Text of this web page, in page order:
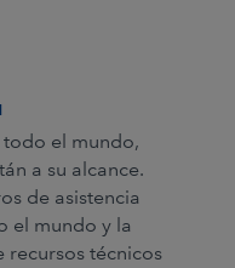
todo el mundo,
a su alcance.
de asistencia
el mundo y la
recursos técnicos